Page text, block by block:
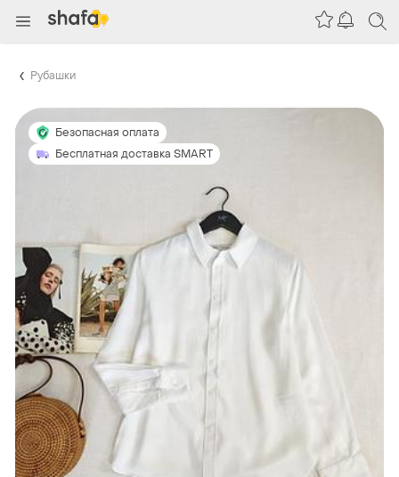
Рубашки
Безопасная оплата
Бесплатная доставка SMART